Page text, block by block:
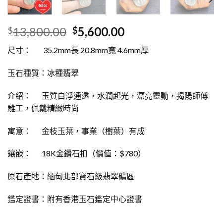
$13,800.00 $5,600.00
尺寸： 35.2mm長 20.8mm寬 4.6mm厚
玉石種質：冰種翡翠
介紹： 玉質白淨通透，水潤起光，漂亮靈動，揭陽師傅
雕工，佩戴精緻時尚
寓意： 金枝玉葉，事業（樹葉）有成
鑲嵌： 18K金鑽石扣（價值：$780）
原石產地：緬甸北部寶石級翡翠礦區
鑑定證書：附有香港玉石鑑定中心證書